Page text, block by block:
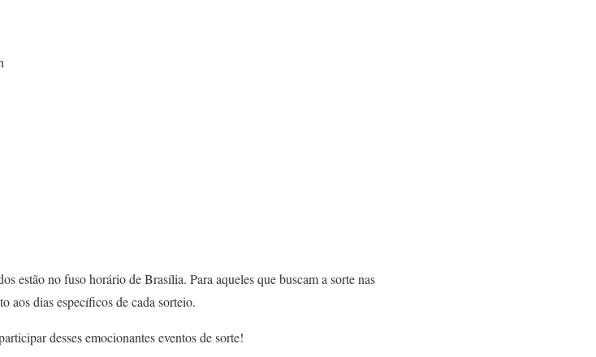
estão no fuso horário de Brasília. Para aqueles que buscam a sorte nas
aos dias específicos de cada sorteio.
desses emocionantes eventos de sorte!